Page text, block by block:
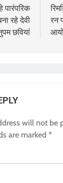
पारंपरिक
रहे देवी
छवियां
रन
will not be
are marked *